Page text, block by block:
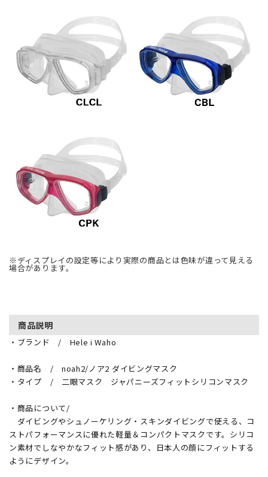
※ディスプレイの設定等により実際の商品とは色味が違って見える
場合があります。
商品説明
・ブランド / Hele i Waho
・商品名 / noah2/ノア2 ダイビングマスク
・タイプ / 二眼マスク ジャパニーズフィットシリコンマスク
・商品について/
ダイビングやシュノーケリング・スキンダイビングで使える、コ
ストパフォーマンスに優れた軽量＆コンパクトマスクです。シリコ
ン素材でしなやかなフィット感があり、日本人の顔にフィットする
ようにデザイン。